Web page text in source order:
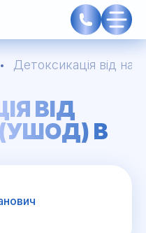
Детоксикація від
ВІД
В